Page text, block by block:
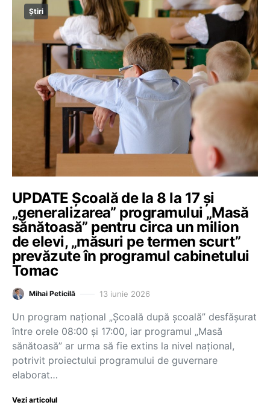
Știri
UPDATE Școală de la 8 la 17 și
„generalizarea” programului „Masă
sănătoasă” pentru circa un milion
de elevi, „măsuri pe termen scurt”
prevăzute în programul cabinetului
Tomac
Mihai Peticilă 13 iunie 2026
Un program național „Școală după școală” desfășurat
între orele 08:00 și 17:00, iar programul „Masă
sănătoasă” ar urma să fie extins la nivel național,
potrivit proiectului programului de guvernare
elaborat…
Vezi articolul